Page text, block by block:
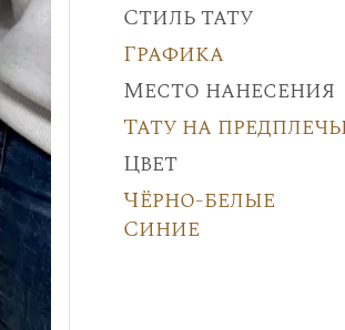
Стиль тату
Графика
Место нанесения
Тату на
Цвет
Чёрно-белые
Синие